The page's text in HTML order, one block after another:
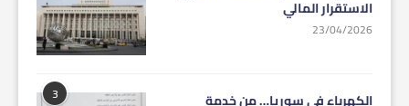
الاستقرار المالي
23/04/2026
3 الكهرباء في سوريا… من خدمة